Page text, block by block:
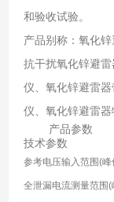
和验收试验。
产品别称：氧化
抗干扰氧化锌避
仪、氧化锌避雷
仪、氧化锌避雷
产品参数
技术参数
参考电压输入范围(峰
全泄漏电流测量范围(